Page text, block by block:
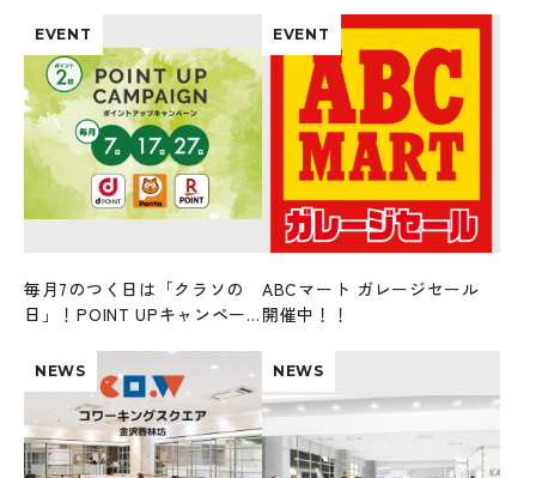
EVENT
毎月7のつく日は「クラソの
日」！POINT UPキャンペー
EVENT
ABCマート ガレージセール
開催中！！
NEWS NEWS